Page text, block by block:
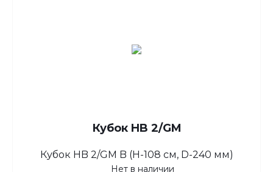
Кубок HB 2/GM
Кубок HB 2/GM B (H-108 см, D-240 мм)
Нет в наличии